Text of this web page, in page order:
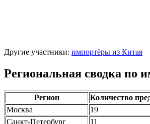
Другие участники: импортёры из Китая
Региональная сводка по
Регион Количество
Москва
19
Санкт-Петербург
11